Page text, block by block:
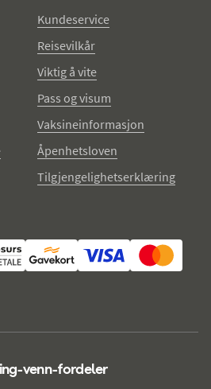
Kundeservice
Reisevilkår
Viktig å vite
Pass og visum
Vaksineinformasjon
Åpenhetsloven
Tilgjengelighetserklæring
venn-fordeler